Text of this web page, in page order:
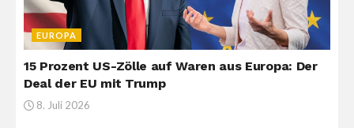
EUROPA
15 Prozent US-Zölle auf Waren aus Europa: Der
Deal der EU mit Trump
8. Juli 2026